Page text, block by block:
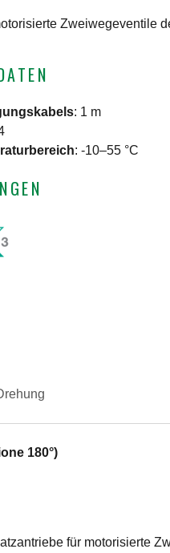
Zweiwegeventile
: 1 m
: -10–55 °C
180°)
für motorisierte